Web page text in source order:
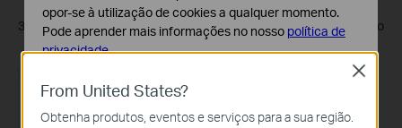
3. Toque emREMOVERno fundo e o equipamento será removido
da sua conta TP-Link.
From United States?
Obtenha produtos, eventos e serviços para a sua região.
Close
opor-se à utilização de cookies a qualquer momento.
Pode aprender mais informações no nosso política de
privacidade.
Os cookies são necessários para o funcionamento do
website e não podem ser desativados nos seus